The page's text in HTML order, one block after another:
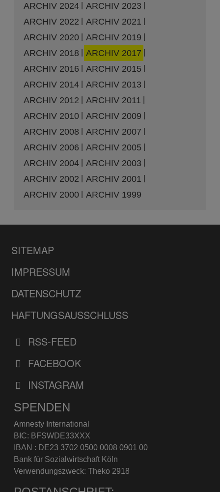
ARCHIV 2024
ARCHIV 2023
ARCHIV 2022
ARCHIV 2021
ARCHIV 2020
ARCHIV 2019
ARCHIV 2018
ARCHIV 2017
ARCHIV 2016
ARCHIV 2015
ARCHIV 2014
ARCHIV 2013
ARCHIV 2012
ARCHIV 2011
ARCHIV 2010
ARCHIV 2009
ARCHIV 2008
ARCHIV 2007
ARCHIV 2006
ARCHIV 2005
ARCHIV 2004
ARCHIV 2003
ARCHIV 2002
ARCHIV 2001
ARCHIV 2000
ARCHIV 1999
SITEMAP
IMPRESSUM
DATENSCHUTZ
HAFTUNGSAUSSCHLUSS
RSS-FEED
FACEBOOK
INSTAGRAM
SPENDEN
Amnesty International
BIC: BFSWDE33XXX
IBAN : DE23 3702 0500 0008 0901 00
Bank für Sozialwirtschaft Köln
Verwendungszweck: Theko 2918